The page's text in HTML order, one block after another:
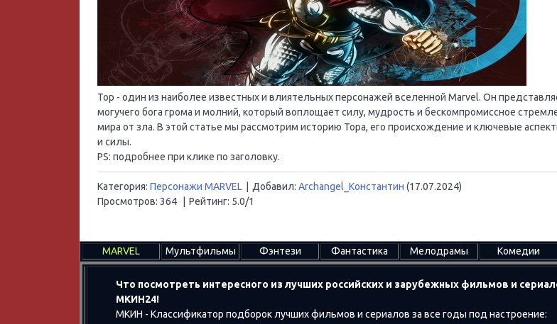
Тор - один из наиболее известных и влиятельных персонажей вселенной Marvel. Он
могучего бога грома и молний, который воплощает силу, мудрость и бескомпромиссное
мира от зла. В этой статье мы рассмотрим историю Тора, его происхождение и ключевые
и силы.
PS: подробнее при клике по заголовку.
Категория: Персонажи MARVEL Добавил: Archangel_Константин (17.07.2024)
Просмотров: 364 Рейтинг: 5.0/1
MARVEL Мультфильмы Фэнтези Фантастика Мелодрамы Комедии
Что посмотреть интересного из лучших российских и зарубежных фильмов и
МКИН24!
МКИН - Классификатор подборок лучших фильмов и сериалов за все годы под настроение: